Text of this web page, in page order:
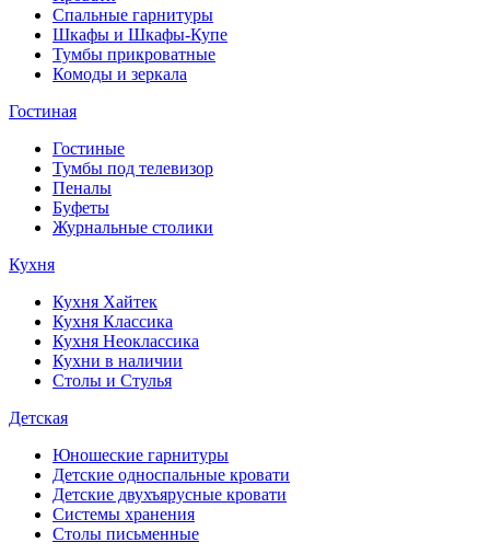
Спальные гарнитуры
Шкафы и Шкафы-Купе
Тумбы прикроватные
Комоды и зеркала
Гостиная
Гостиные
Тумбы под телевизор
Пеналы
Буфеты
Журнальные столики
Кухня
Кухня Хайтек
Кухня Классика
Кухня Неоклассика
Кухни в наличии
Столы и Стулья
Детская
Юношеские гарнитуры
Детские односпальные кровати
Детские двухъярусные кровати
Системы хранения
Столы письменные